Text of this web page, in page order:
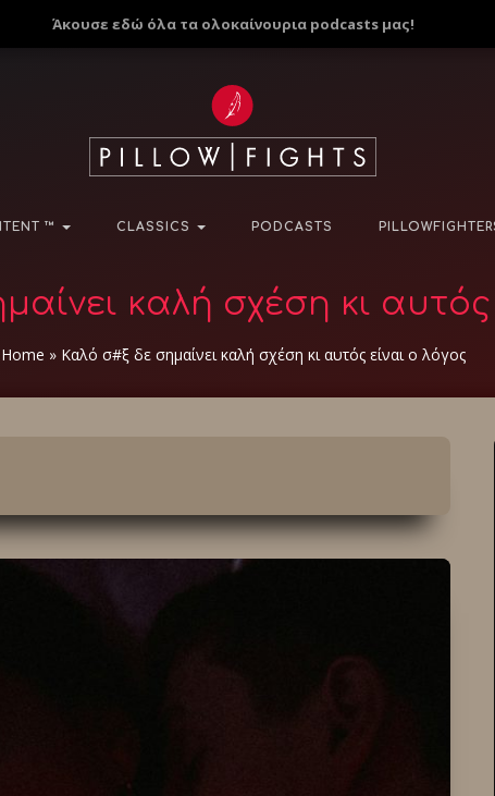
Άκουσε εδώ όλα τα ολοκαίνουρια podcasts μας!
™ CLASSICS PODCASTS
καλή σχέση κι αυτός
Home » Καλό σ#ξ δε σημαίνει καλή σχέση κι αυτός είναι ο λόγος